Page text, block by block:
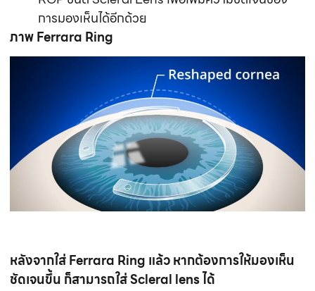
การมองเห็นได้อีกด้วย
ภาพ Ferrara Ring
หลังจากใส่ Ferrara Ring แล้ว หากต้องการให้มองเห็น
ชัดเจนขึ้น ก็สามารถใส่ Scleral lens ได้